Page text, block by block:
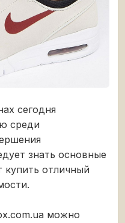
сегодня
среди
знать основные
купить отличный
можно